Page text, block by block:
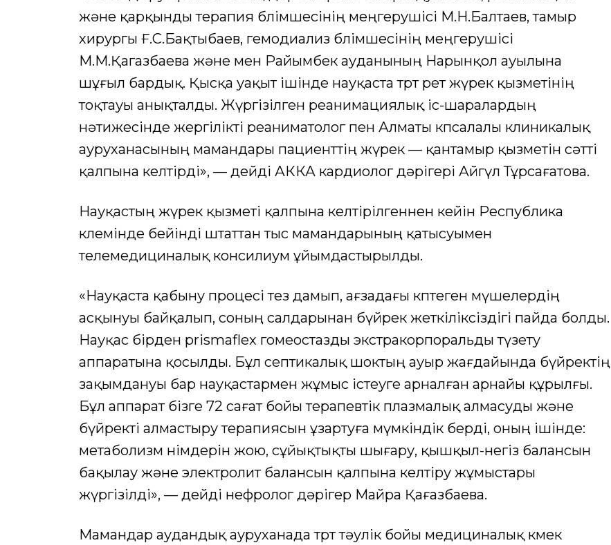
және қарқынды терапия бөлімшесінің меңгерушісі М.Н.Балтаев, тамыр
хирургы Ғ.С.Бақтыбаев, гемодиализ бөлімшесінің меңгерушісі
М.М.Қагазбаева және мен Райымбек ауданының Нарынқол ауылына
шұғыл бардық. Қысқа уақыт ішінде науқаста төрт рет жүрек қызметінің
тоқтауы анықталды. Жүргізілген реанимациялық іс-шаралардың
нәтижесінде жергілікті реаниматолог пен Алматы көпсалалы клиникалық
ауруханасының мамандары пациенттің жүрек — қантамыр қызметін сәтті
қалпына келтірді», — дейді АККА кардиолог дәрігері Айгүл Тұрсағатова.
Науқастың жүрек қызметі қалпына келтірілгеннен кейін Республика
көлемінде бейінді штаттан тыс мамандарының қатысуымен
телемедициналық консилиум ұйымдастырылды.
«Науқаста қабыну процесі тез дамып, ағзадағы көптеген мүшелердің
асқынуы байқалып, соның салдарынан бүйрек жеткіліксіздігі пайда болды.
Науқас бірден prismaflex гомеостазды экстракорпоральды түзету
аппаратына қосылды. Бұл септикалық шоктың ауыр жағдайында бүйректің
зақымдануы бар науқастармен жұмыс істеуге арналған арнайы құрылғы.
Бұл аппарат бізге 72 сағат бойы терапевтік плазмалық алмасуды және
бүйректі алмастыру терапиясын ұзартуға мүмкіндік берді, оның ішінде:
метаболизм өнімдерін жою, сұйықтықты шығару, қышқыл-негіз балансын
бақылау және электролит балансын қалпына келтіру жұмыстары
жүргізілді», — дейді нефролог дәрігер Майра Қағазбаева.
Мамандар аудандық ауруханада төрт тәулік бойы медициналық көмек